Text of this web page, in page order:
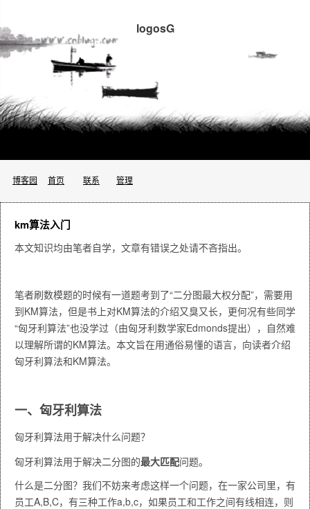
logosG
博客园 首页 联系 管理
km算法入门
本文知识均由笔者自学，文章有错误之处请不吝指出。
笔者刷数模题的时候有一道题考到了“二分图最大权分配”，需要用
到KM算法，但是书上对KM算法的介绍又臭又长，更何况有些同学
“匈牙利算法”也没学过（由匈牙利数学家Edmonds提出），自然难
以理解所谓的KM算法。本文旨在用通俗易懂的语言，向读者介绍
匈牙利算法和KM算法。
一、匈牙利算法
匈牙利算法用于解决什么问题？
匈牙利算法用于解决二分图的最大匹配问题。
什么是二分图？我们不妨来考虑这样一个问题，在一家公司里，有
员工A,B,C，有三种工作a,b,c，如果员工和工作之间有线相连，则